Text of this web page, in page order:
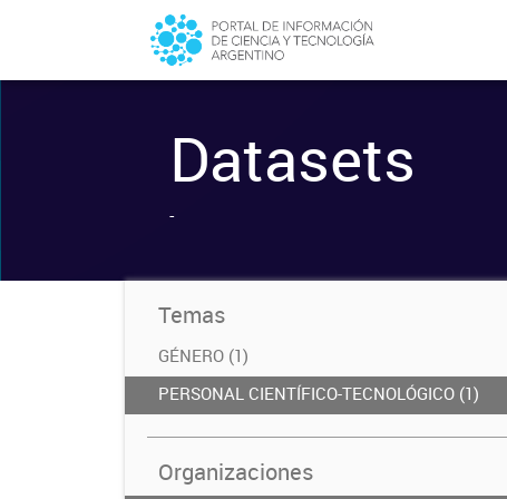
Datasets
-
Temas
GÉNERO (1)
PERSONAL CIENTÍFICO-TECNOLÓGICO (1)
Organizaciones